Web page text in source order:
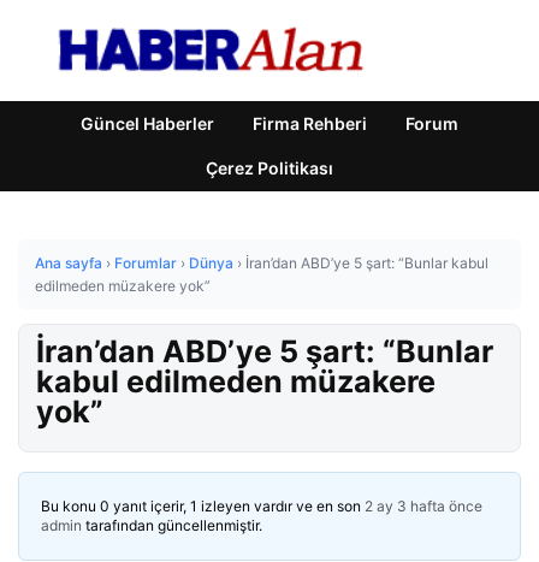
Güncel Haberler Firma Rehberi Forum
Çerez Politikası
Ana sayfa › Forumlar › Dünya › İran’dan ABD’ye 5 şart: “Bunlar kabul
edilmeden müzakere yok”
İran’dan ABD’ye 5 şart: “Bunlar
kabul edilmeden müzakere
yok”
Bu konu 0 yanıt içerir, 1 izleyen vardır ve en son 2 ay 3 hafta önce
admin tarafından güncellenmiştir.